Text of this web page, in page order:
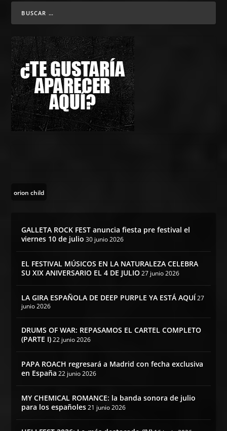
orion child
GALLETA ROCK FEST anuncia fiesta pre festival el
viernes 10 de julio 30 junio 2026
EL FESTIVAL MÚSICOS EN LA NATURALEZA CELEBRA
SU XIX ANIVERSARIO EL 4 DE JULIO 27 junio 2026
LA GIRA ESPAÑOLA DE DEEP PURPLE YA ESTÁ AQUÍ27
junio 2026
DRUMS OF WAR: REPASAMOS EL CARTEL COMPLETO
(PARTE I) 22 junio 2026
PAPA ROACH regresará a Madrid con fecha exclusiva
en España 22 junio 2026
MY CHEMICAL ROMANCE: la banda sonora de julio
para los españoles 21 junio 2026